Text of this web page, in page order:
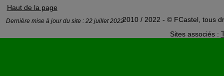
Haut de la page
Dernière mise à jour du site : 22 juillet 20222010 / 2022 - © FCastel, tous
Sites associés :